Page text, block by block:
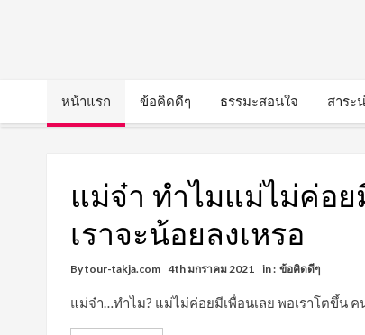
หน้าแรก ข้อคิดดีๆ ธรรมะสอนใจ สาระ
แม่จ๋า ทำไมแม่ไม่ค่อย
เราจะน้อยลงเหรอ
Bytour-takja.com 4th มกราคม 2021 in : ข้อคิดดีๆ
แม่จ๋า…ทำไม? แม่ไม่ค่อยมีเพื่อนเลย พอเราโตขึ้น ค